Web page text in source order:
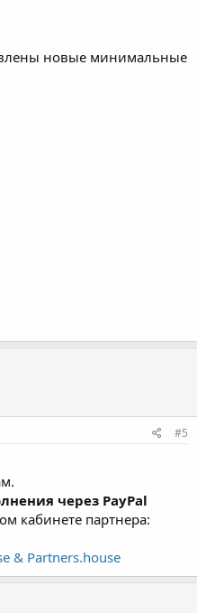
новые минимальные
#5
через PayPal
кабинете партнера:
& Partners.house